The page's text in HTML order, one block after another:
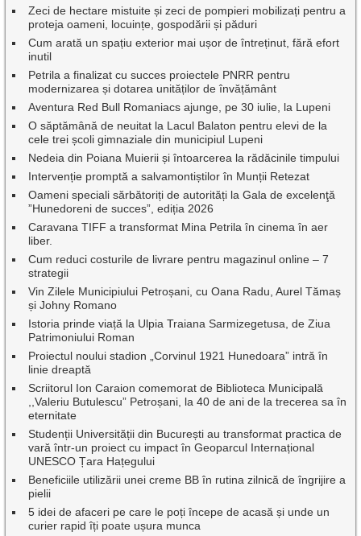
Zeci de hectare mistuite și zeci de pompieri mobilizați pentru a
proteja oameni, locuințe, gospodării și păduri
Cum arată un spațiu exterior mai ușor de întreținut, fără efort
inutil
Petrila a finalizat cu succes proiectele PNRR pentru
modernizarea și dotarea unităților de învățământ
Aventura Red Bull Romaniacs ajunge, pe 30 iulie, la Lupeni
O săptămână de neuitat la Lacul Balaton pentru elevi de la
cele trei școli gimnaziale din municipiul Lupeni
Nedeia din Poiana Muierii și întoarcerea la rădăcinile timpului
Intervenție promptă a salvamontiștilor în Munții Retezat
Oameni speciali sărbătoriți de autorități la Gala de excelenţă
”Hunedoreni de succes”, ediția 2026
Caravana TIFF a transformat Mina Petrila în cinema în aer
liber.
Cum reduci costurile de livrare pentru magazinul online – 7
strategii
Vin Zilele Municipiului Petroșani, cu Oana Radu, Aurel Tămaș
și Johny Romano
Istoria prinde viață la Ulpia Traiana Sarmizegetusa, de Ziua
Patrimoniului Roman
Proiectul noului stadion „Corvinul 1921 Hunedoara” intră în
linie dreaptă
Scriitorul Ion Caraion comemorat de Biblioteca Municipală
,,Valeriu Butulescu” Petroșani, la 40 de ani de la trecerea sa în
eternitate
Studenții Universității din București au transformat practica de
vară într-un proiect cu impact în Geoparcul Internațional
UNESCO Țara Hațegului
Beneficiile utilizării unei creme BB în rutina zilnică de îngrijire a
pielii
5 idei de afaceri pe care le poți începe de acasă și unde un
curier rapid îți poate ușura munca